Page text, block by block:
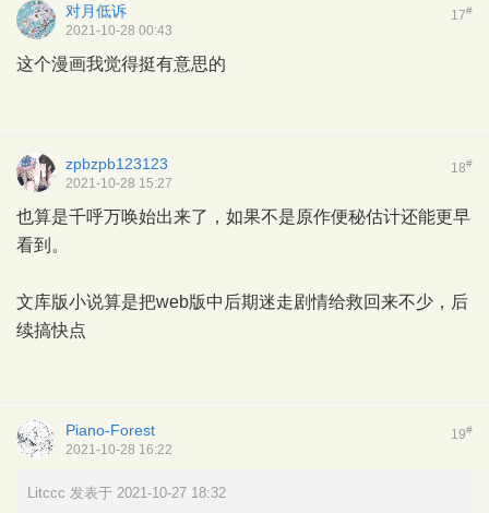
17#
对月低诉
2021-10-28 00:43
这个漫画我觉得挺有意思的
18#
zpbzpb123123
2021-10-28 15:27
也算是千呼万唤始出来了，如果不是原作便秘估计还能更早
看到。
文库版小说算是把web版中后期迷走剧情给救回来不少，后
续搞快点
19#
Piano-Forest
2021-10-28 16:22
Litccc 发表于 2021-10-27 18:32